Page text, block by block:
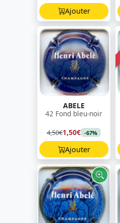
Ajouter
ABELE
42 Fond bleu-noir
4,50€1,50€ -67%
Ajouter